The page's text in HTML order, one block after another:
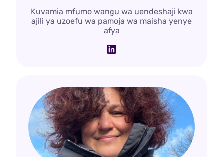
Kuvamia mfumo wangu wa uendeshaji kwa
ajili ya uzoefu wa pamoja wa maisha yenye
afya
LinkedIn